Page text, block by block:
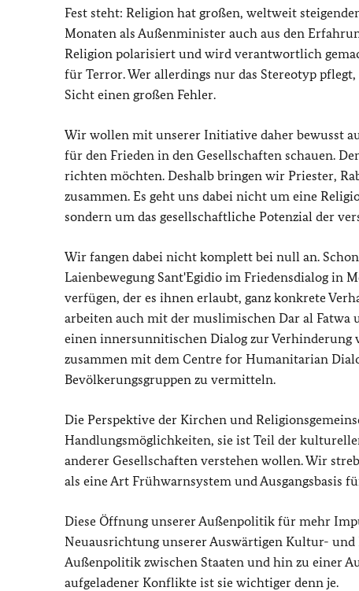
Fest steht: Religion hat großen, weltweit
Monaten als Außenminister auch aus den
Religion polarisiert und wird verantwortlich
für Terror. Wer allerdings nur das Stereotyp
Sicht einen großen Fehler.
Wir wollen mit unserer Initiative daher bewusst
für den Frieden in den Gesellschaften schauen.
richten möchten. Deshalb bringen wir Priester,
zusammen. Es geht uns dabei nicht um eine
sondern um das gesellschaftliche Potenzial der
Wir fangen dabei nicht komplett bei null an.
Laienbewegung Sant'Egidio im Friedensdialog in
verfügen, der es ihnen erlaubt, ganz konkrete
arbeiten auch mit der muslimischen Dar al
einen innersunnitischen Dialog zur
zusammen mit dem Centre for Humanitarian
Bevölkerungsgruppen zu vermitteln.
Die Perspektive der Kirchen und
Handlungsmöglichkeiten, sie ist Teil der
anderer Gesellschaften verstehen wollen. Wir
als eine Art Frühwarnsystem und Ausgangsbasis
Diese Öffnung unserer Außenpolitik für mehr
Neuausrichtung unserer Auswärtigen Kultur-
Außenpolitik zwischen Staaten und hin zu einer
aufgeladener Konflikte ist sie wichtiger denn je.